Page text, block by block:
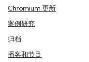
Chromium 更新
案例研究
归档
播客和节目